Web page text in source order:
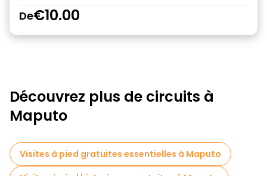
De€10.00
Découvrez plus de circuits à
Maputo
Visites à pied gratuites essentielles à Maputo